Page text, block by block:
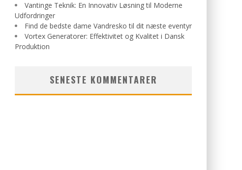
Vantinge Teknik: En Innovativ Løsning til Moderne
Udfordringer
Find de bedste dame Vandresko til dit næste eventyr
Vortex Generatorer: Effektivitet og Kvalitet i Dansk
Produktion
SENESTE KOMMENTARER